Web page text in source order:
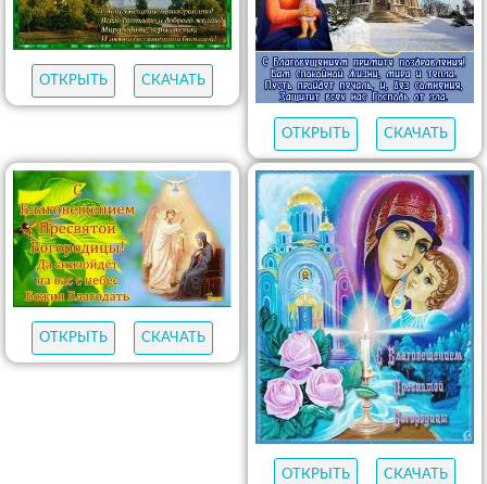
ОТКРЫТЬ СКАЧАТЬ
ОТКРЫТЬ СКАЧАТЬ
ОТКРЫТЬ СКАЧАТЬ
ОТКРЫТЬ СКАЧАТЬ